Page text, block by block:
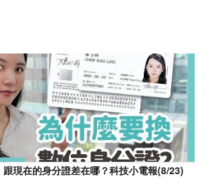
現在的身分證差在哪？科技小電報(8/23)